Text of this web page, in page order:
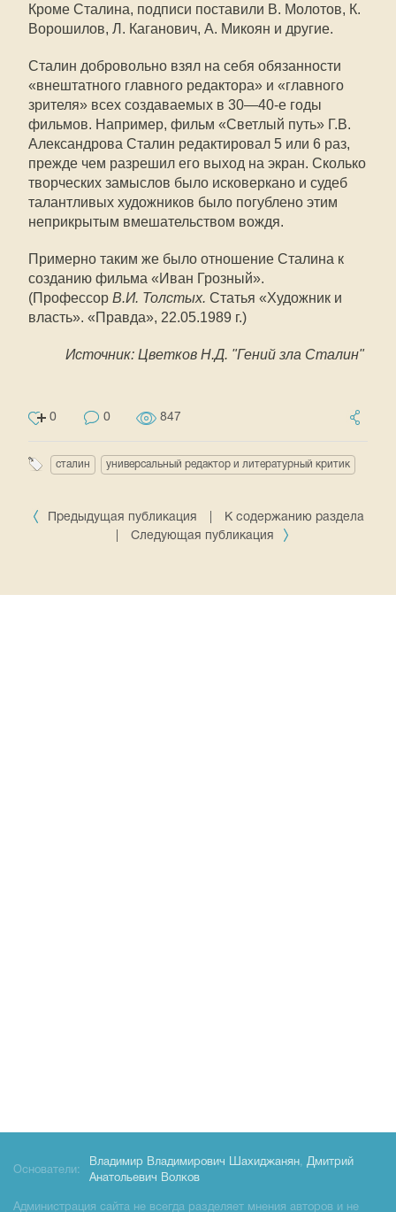
Кроме Сталина, подписи поставили В. Молотов, К.
Ворошилов, Л. Каганович, А. Микоян и другие.
Сталин добровольно взял на себя обязанности
«внештатного главного редактора» и «главного
зрителя» всех создаваемых в 30—40-е годы
фильмов. Например, фильм «Светлый путь» Г.В.
Александрова Сталин редактировал 5 или 6 раз,
прежде чем разрешил его выход на экран. Сколько
творческих замыслов было исковеркано и судеб
талантливых художников было погублено этим
неприкрытым вмешательством вождя.
Примерно таким же было отношение Сталина к
созданию фильма «Иван Грозный».
(Профессор В.И. Толстых. Статья «Художник и
власть». «Правда», 22.05.1989 г.)
Источник: Цветков Н.Д. "Гений зла Сталин"
0 0 847
сталин универсальный редактор и литературный критик
Предыдущая публикация
К содержанию раздела
Следующая публикация
Основатели:
Владимир Владимирович Шахиджанян, Дмитрий
Анатольевич Волков
Администрация сайта не всегда разделяет мнения авторов и не